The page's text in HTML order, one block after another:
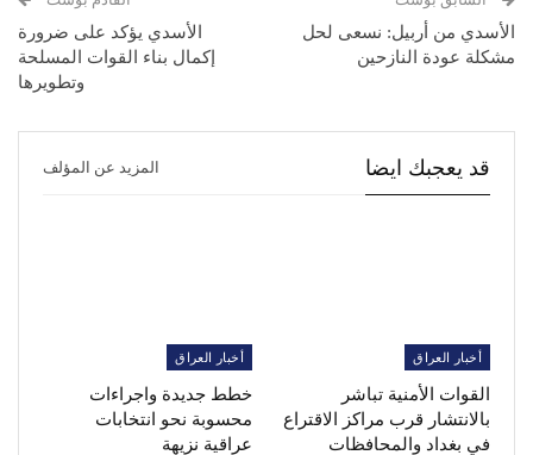
الأسدي من أربيل: نسعى لحل
مشكلة عودة النازحين
الأسدي يؤكد على ضرورة
إكمال بناء القوات المسلحة
وتطويرها
قد يعجبك ايضا المزيد عن المؤلف
أخبار العراق
القوات الأمنية تباشر
بالانتشار قرب مراكز الاقتراع
في بغداد والمحافظات
أخبار العراق
خطط جديدة واجراءات
محسوبة نحو انتخابات
عراقية نزيهة